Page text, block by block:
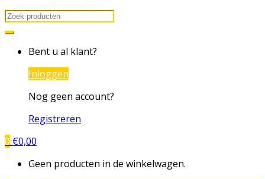
Search
for:
Bent u al klant?
Inloggen
Nog geen account?
Registreren
0 €0,00
Geen producten in de winkelwagen.